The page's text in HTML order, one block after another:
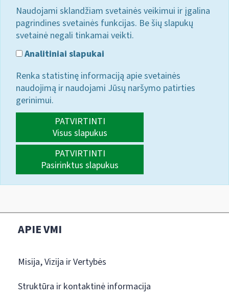
Naudojami sklandžiam svetainės veikimui ir įgalina
pagrindines svetainės funkcijas. Be šių slapukų
svetainė negali tinkamai veikti.
Analitiniai slapukai
Renka statistinę informaciją apie svetainės
naudojimą ir naudojami Jūsų naršymo patirties
gerinimui.
PATVIRTINTI
Visus slapukus
PATVIRTINTI
Pasirinktus slapukus
APIE VMI
Misija, Vizija ir Vertybės
Struktūra ir kontaktinė informacija